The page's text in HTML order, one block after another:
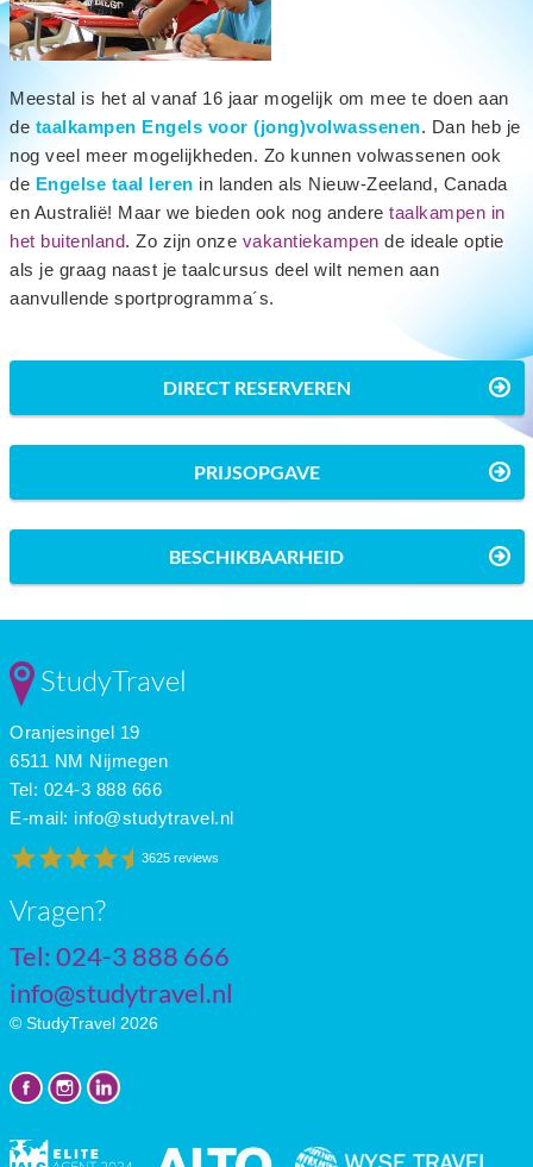
Meestal is het al vanaf 16 jaar mogelijk om mee te doen aan
de taalkampen Engels voor (jong)volwassenen. Dan heb je
nog veel meer mogelijkheden. Zo kunnen volwassenen ook
de Engelse taal leren in landen als Nieuw-Zeeland, Canada
en Australië! Maar we bieden ook nog andere taalkampen in
het buitenland. Zo zijn onze vakantiekampen de ideale optie
als je graag naast je taalcursus deel wilt nemen aan
aanvullende sportprogramma´s.
DIRECT RESERVEREN
PRIJSOPGAVE
BESCHIKBAARHEID
StudyTravel
Oranjesingel 19
6511 NM Nijmegen
Tel: 024-3 888 666
E-mail: info@studytravel.nl
3625 reviews
Vragen?
Tel: 024-3 888 666
info@studytravel.nl
© StudyTravel 2026